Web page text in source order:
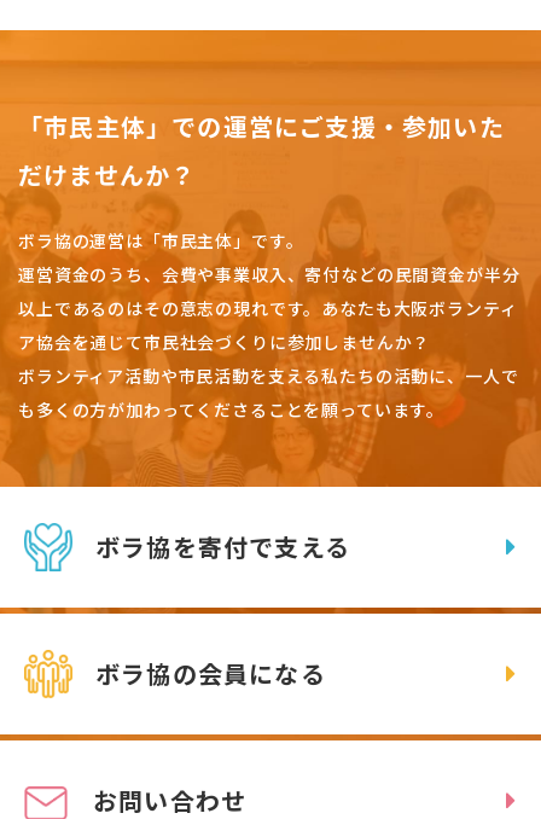
「市民主体」での運営にご支援・参加いた
だけませんか？
ボラ協の運営は「市民主体」です。
運営資金のうち、会費や事業収入、寄付などの民間資金が半分
以上であるのはその意志の現れです。 あなたも大阪ボランティ
ア協会を通じて市民社会づくりに参加しませんか？
ボランティア活動や市民活動を支える私たちの活動に、一人で
も多くの方が加わってくださることを願っています。
ボラ協を寄付で支える
ボラ協の会員になる
お問い合わせ